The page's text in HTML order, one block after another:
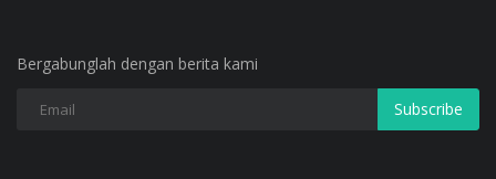
Bergabunglah dengan berita kami
Subscribe